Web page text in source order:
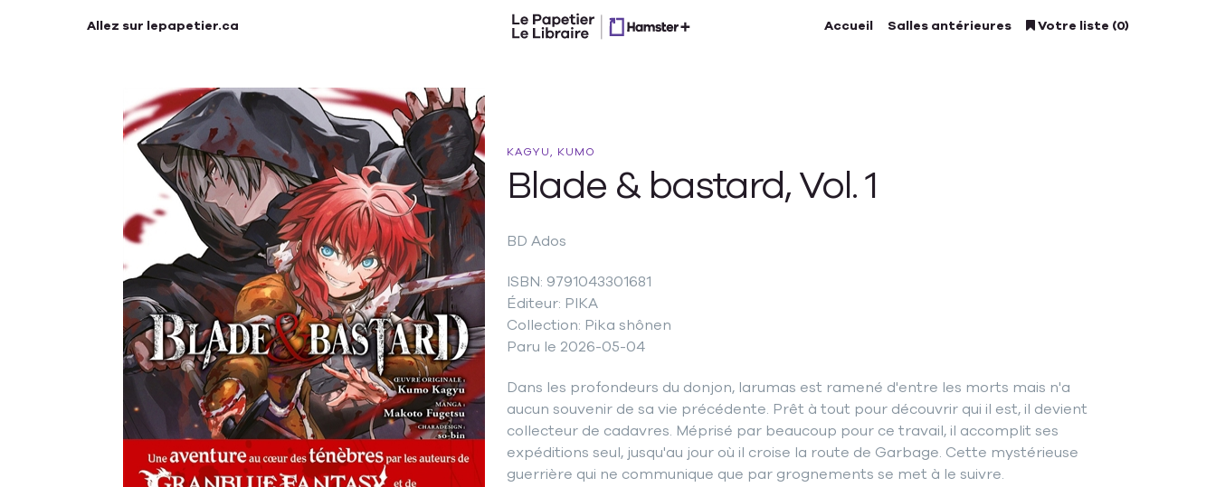
Allez sur lepapetier.ca Accueil Salles antérieures Votre liste (0)
KAGYU, KUMO
Blade & bastard, Vol. 1
BD Ados
ISBN: 9791043301681
Éditeur: PIKA
Collection: Pika shônen
Paru le 2026-05-04
Dans les profondeurs du donjon, Iarumas est ramené d'entre les morts mais n'a
aucun souvenir de sa vie précédente. Prêt à tout pour découvrir qui il est, il devient
collecteur de cadavres. Méprisé par beaucoup pour ce travail, il accomplit ses
expéditions seul, jusqu'au jour où il croise la route de Garbage. Cette mystérieuse
guerrière qui ne communique que par grognements se met à le suivre.